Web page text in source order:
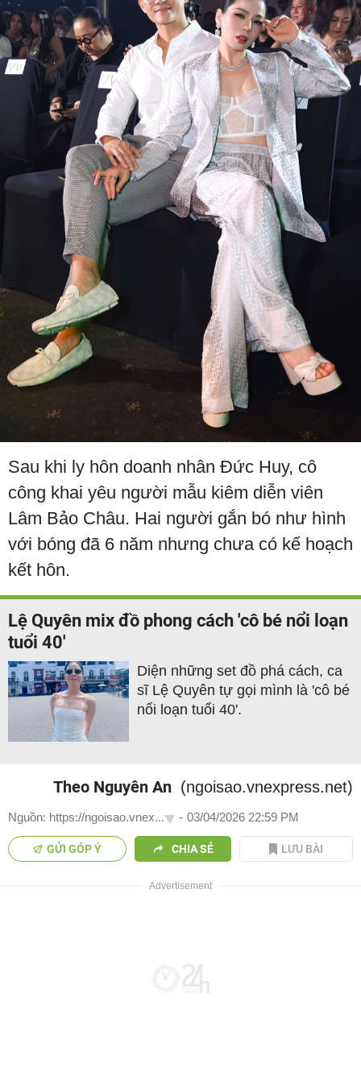
Sau khi ly hôn doanh nhân Đức Huy, cô
công khai yêu người mẫu kiêm diễn viên
Lâm Bảo Châu. Hai người gắn bó như hình
với bóng đã 6 năm nhưng chưa có kế hoạch
kết hôn.
Lệ Quyên mix đồ phong cách 'cô bé nổi loạn
tuổi 40'
Diện những set đồ phá cách, ca
sĩ Lệ Quyên tự gọi mình là 'cô bé
nổi loạn tuổi 40'.
Theo Nguyên An (ngoisao.vnexpress.net)
Nguồn: https://ngoisao.vnex... - 03/04/2026 22:59 PM
GỬI GÓP Ý CHIA SẺ LƯU BÀI